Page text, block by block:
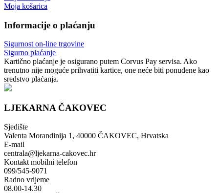
Moja košarica
Informacije o plaćanju
Sigurnost on-line trgovine
Sigurno plaćanje
Kartično plaćanje je osigurano putem Corvus Pay servisa. Ako
trenutno nije moguće prihvatiti kartice, one neće biti ponuđene kao
sredstvo plaćanja.
LJEKARNA ČAKOVEC
Sjedište
Valenta Morandinija 1, 40000 ČAKOVEC, Hrvatska
E-mail
centrala@ljekarna-cakovec.hr
Kontakt mobilni telefon
099/545-9071
Radno vrijeme
08.00-14.30